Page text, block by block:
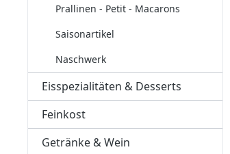
Prallinen - Petit - Macarons
Saisonartikel
Naschwerk
Eisspezialitäten & Desserts
Feinkost
Getränke & Wein